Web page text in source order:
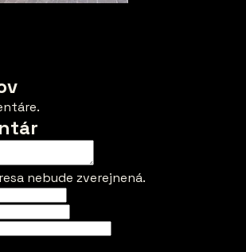
nebude zverejnená.